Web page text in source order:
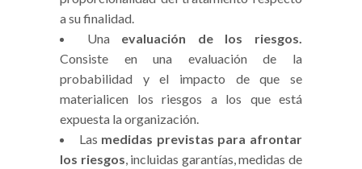
a su finalidad.
Una evaluación de los riesgos.
Consiste en una evaluación de la
probabilidad y el impacto de que se
materialicen los riesgos a los que está
expuesta la organización.
Las medidas previstas para afrontar
los riesgos, incluidas garantías, medidas de